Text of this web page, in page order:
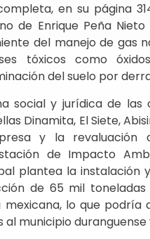
en su página
de Enrique Peña
del manejo de gas
tóxicos como
del suelo por
social y jurídica de
Dinamita, El Siete,
y la revaluación
de Impacto
plantea la instalación
de 65 mil
mexicana, lo que podría
al municipio